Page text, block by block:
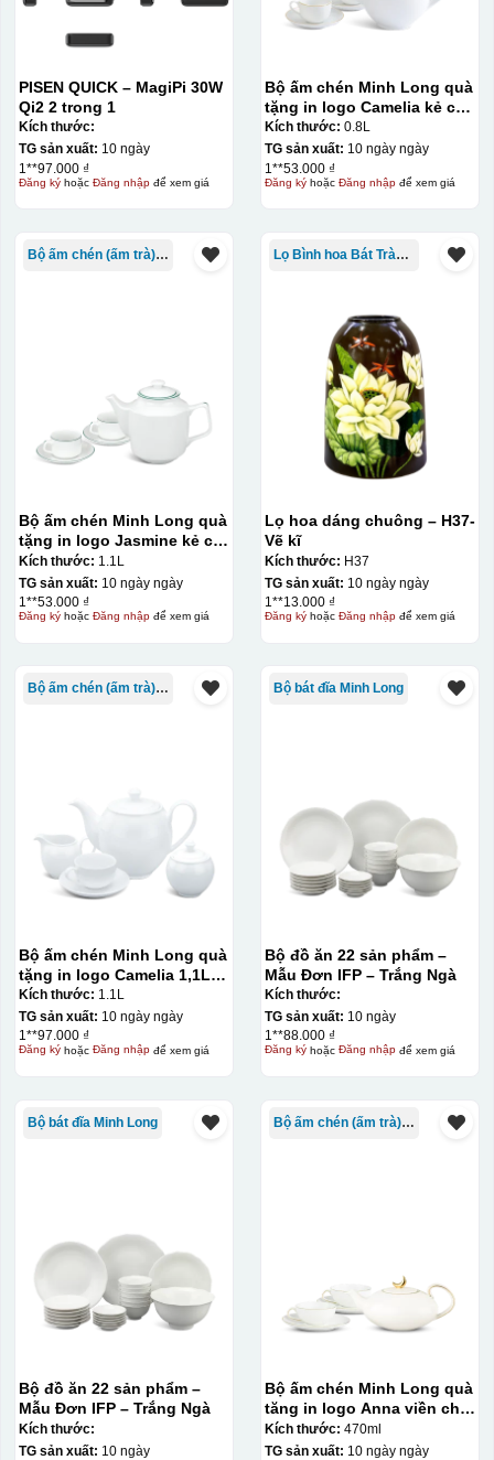
PISEN QUICK – MagiPi 30W
Qi2 2 trong 1
Kích thước:
TG sản xuất: 10 ngày
1**97.000 ₫
Đăng kýhoặc Đăng nhậpđể xem giá
Bộ ấm chén Minh Long quà
tặng in logo Camelia kẻ chỉ
vàng 800ml KQ-ACML14
Kích thước: 0.8L
TG sản xuất: 10 ngày ngày
1**53.000 ₫
Đăng kýhoặc Đăng nhậpđể xem giá
Bộ ấm chén (ấm trà) in logo
Bộ ấm chén Minh Long quà
tặng in logo Jasmine kẻ chỉ
xanh lá 1,1L KQ-ACML13
Kích thước: 1.1L
TG sản xuất: 10 ngày ngày
1**53.000 ₫
Đăng kýhoặc Đăng nhậpđể xem giá
Lọ Bình hoa Bát Tràng in logo
Lọ hoa dáng chuông – H37-
Vẽ kĩ
Kích thước: H37
TG sản xuất: 10 ngày ngày
1**13.000 ₫
Đăng kýhoặc Đăng nhậpđể xem giá
Bộ ấm chén (ấm trà) in logo
Bộ ấm chén Minh Long quà
tặng in logo Camelia 1,1L
KQ-ACML12
Kích thước: 1.1L
TG sản xuất: 10 ngày ngày
1**97.000 ₫
Đăng kýhoặc Đăng nhậpđể xem giá
Bộ bát đĩa Minh Long
Bộ đồ ăn 22 sản phẩm –
Mẫu Đơn IFP – Trắng Ngà
Kích thước:
TG sản xuất: 10 ngày
1**88.000 ₫
Đăng kýhoặc Đăng nhậpđể xem giá
Bộ bát đĩa Minh Long
Bộ đồ ăn 22 sản phẩm –
Mẫu Đơn IFP – Trắng Ngà
Kích thước:
TG sản xuất: 10 ngày
Bộ ấm chén (ấm trà) in logo
Bộ ấm chén Minh Long quà
tăng in logo Anna viền chỉ
vàng dáng elip 470ml KQ-
ACML11
Kích thước: 470ml
TG sản xuất: 10 ngày ngày